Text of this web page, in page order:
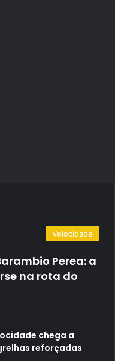
Velocidade
Perea: a
na rota do
chega a
reforçadas